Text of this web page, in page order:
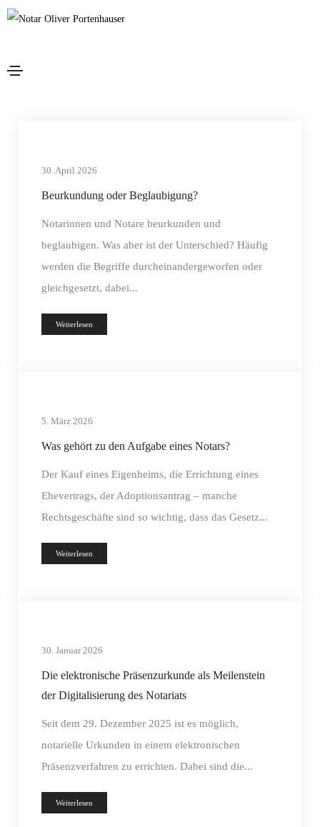
30. April 2026
Beurkundung oder Beglaubigung?
Notarinnen und Notare beurkunden und
beglaubigen. Was aber ist der Unterschied? Häufig
werden die Begriffe durcheinandergeworfen oder
gleichgesetzt, dabei...
Weiterlesen
5. März 2026
Was gehört zu den Aufgabe eines Notars?
Der Kauf eines Eigenheims, die Errichtung eines
Ehevertrags, der Adoptionsantrag – manche
Rechtsgeschäfte sind so wichtig, dass das Gesetz...
Weiterlesen
30. Januar 2026
Die elektronische Präsenzurkunde als Meilenstein
der Digitalisierung des Notariats
Seit dem 29. Dezember 2025 ist es möglich,
notarielle Urkunden in einem elektronischen
Präsenzverfahren zu errichten. Dabei sind die...
Weiterlesen